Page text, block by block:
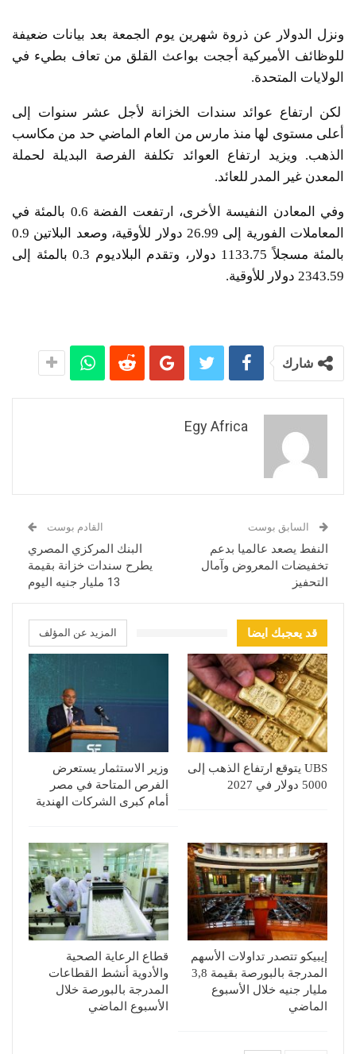
ونزل الدولار عن ذروة شهرين يوم الجمعة بعد بيانات ضعيفة
للوظائف الأميركية أججت بواعث القلق من تعاف بطيء في
الولايات المتحدة.
لكن ارتفاع عوائد سندات الخزانة لأجل عشر سنوات إلى
أعلى مستوى لها منذ مارس من العام الماضي حد من مكاسب
الذهب. ويزيد ارتفاع العوائد تكلفة الفرصة البديلة لحملة
المعدن غير المدر للعائد.
وفي المعادن النفيسة الأخرى، ارتفعت الفضة 0.6 بالمئة في
المعاملات الفورية إلى 26.99 دولار للأوقية، وصعد البلاتين 0.9
بالمئة مسجلاً 1133.75 دولار، وتقدم البلاديوم 0.3 بالمئة إلى
2343.59 دولار للأوقية.
شارك
Egy Africa
السابق بوست
النفط يصعد عالميا بدعم
تخفيضات المعروض وآمال
التحفيز
القادم بوست
البنك المركزي المصري
يطرح سندات خزانة بقيمة
13 مليار جنيه اليوم
قد يعجبك ايضا المزيد عن المؤلف
UBS يتوقع ارتفاع الذهب إلى
5000 دولار في 2027
وزير الاستثمار يستعرض
الفرص المتاحة في مصر
أمام كبرى الشركات الهندية
إيبيكو تتصدر تداولات الأسهم
المدرجة بالبورصة بقيمة 3,8
مليار جنيه خلال الأسبوع
الماضي
قطاع الرعاية الصحية
والأدوية أنشط القطاعات
المدرجة بالبورصة خلال
الأسبوع الماضي